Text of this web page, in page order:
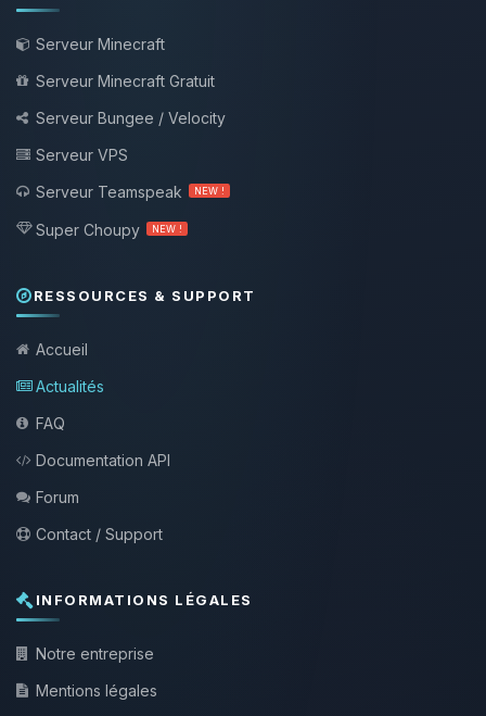
Serveur Minecraft
Serveur Minecraft Gratuit
Serveur Bungee / Velocity
Serveur VPS
Serveur Teamspeak
NEW !
Super Choupy NEW !
RESSOURCES & SUPPORT
Accueil
Actualités
FAQ
Documentation API
Forum
Contact / Support
INFORMATIONS LÉGALES
Notre entreprise
Mentions légales